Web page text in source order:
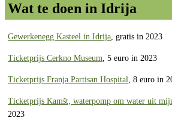
Wat te doen in Idrija
Gewerkenegg Kasteel in Idrija , gratis in 2023
Ticketprijs Cerkno Museum , 5 euro in 2023
Ticketprijs Franja Partisan Hospital , 8 euro in
Ticketprijs Kamšt, waterpomp om water uit
2023